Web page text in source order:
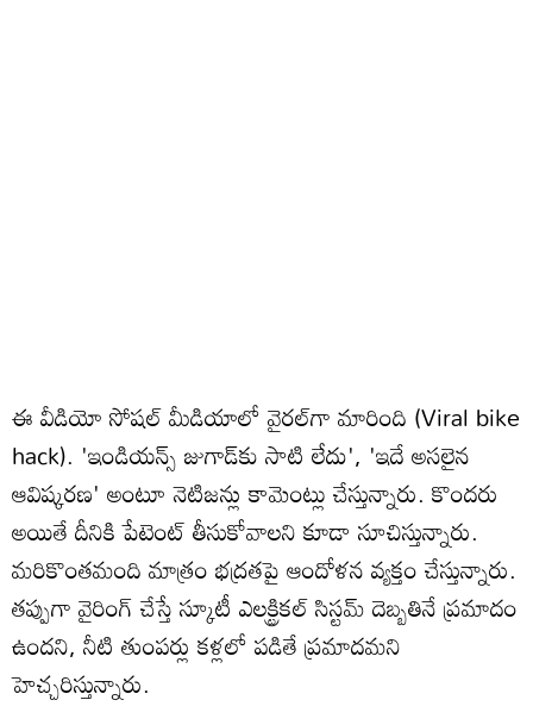
ఈ వీడియో సోషల్ మీడియాలో వైరల్‌గా మారింది (Viral bike
hack). 'ఇండియన్స్ జుగాడ్‌కు సాటి లేదు', 'ఇదే అసలైన
ఆవిష్కరణ' అంటూ నెటిజన్లు కామెంట్లు చేస్తున్నారు. కొందరు
అయితే దీనికి పేటెంట్ తీసుకోవాలని కూడా సూచిస్తున్నారు.
మరికొంతమంది మాత్రం భద్రతపై ఆందోళన వ్యక్తం చేస్తున్నారు.
తప్పుగా వైరింగ్ చేస్తే స్కూటీ ఎలక్ట్రికల్ సిస్టమ్ దెబ్బతినే ప్రమాదం
ఉందని, నీటి తుంపర్లు కళ్లలో పడితే ప్రమాదమని
హెచ్చరిస్తున్నారు.